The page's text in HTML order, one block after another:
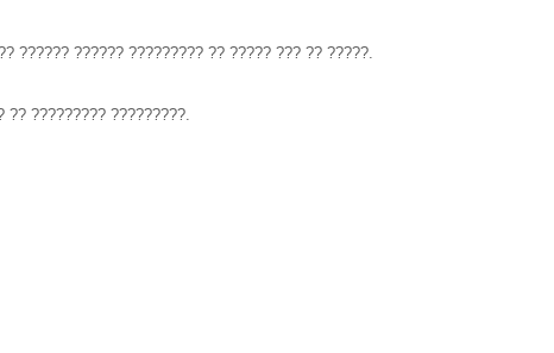
?????? ?????? ????????? ?? ????? ??? ?? ?????.
????????? ?????????.